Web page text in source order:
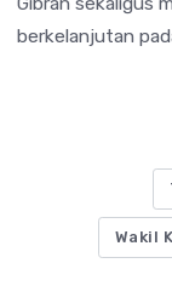
berkelanjutan
Wakil